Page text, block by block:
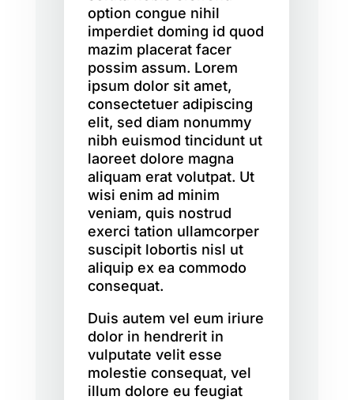
option congue nihil
imperdiet doming id quod
mazim placerat facer
possim assum. Lorem
ipsum dolor sit amet,
consectetuer adipiscing
elit, sed diam nonummy
nibh euismod tincidunt ut
laoreet dolore magna
aliquam erat volutpat. Ut
wisi enim ad minim
veniam, quis nostrud
exerci tation ullamcorper
suscipit lobortis nisl ut
aliquip ex ea commodo
consequat.
Duis autem vel eum iriure
dolor in hendrerit in
vulputate velit esse
molestie consequat, vel
illum dolore eu feugiat